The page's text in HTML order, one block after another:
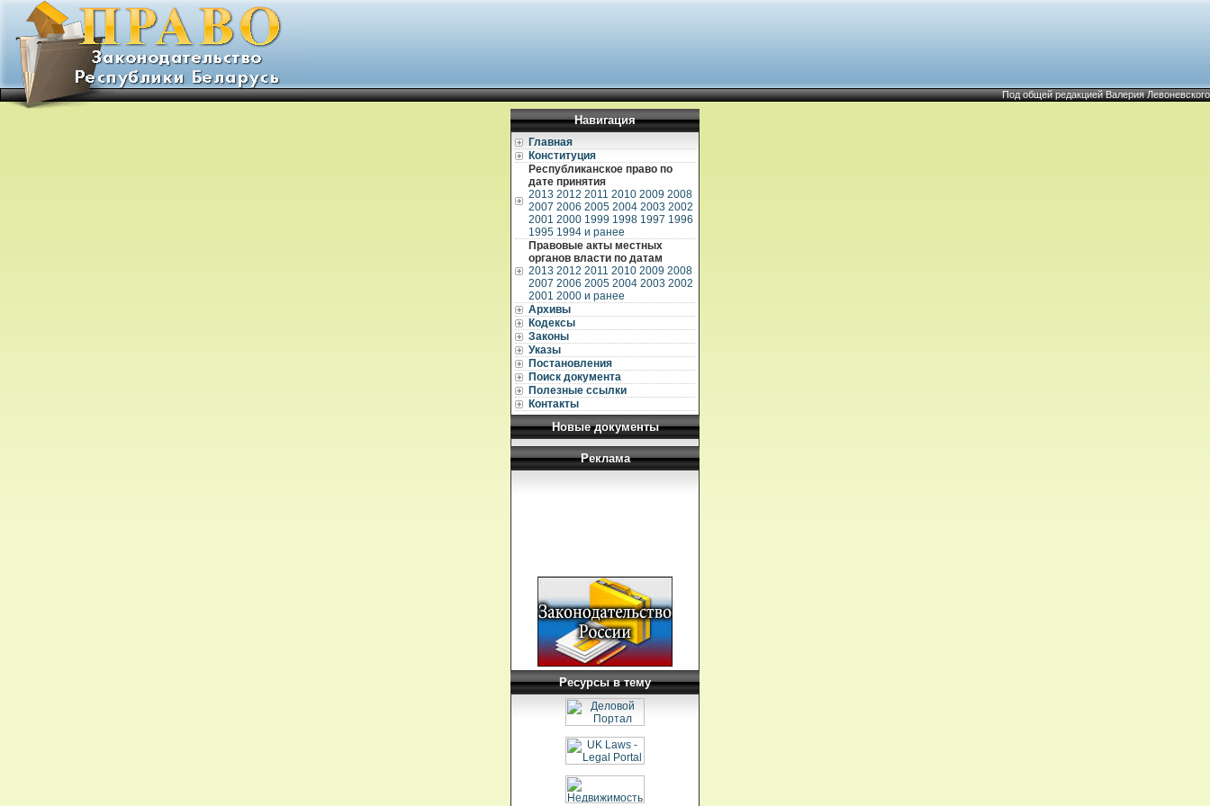
Под общей редакцией Валерия Левоневского
Навигация
Главная
Конституция
Республиканское право по
дате принятия
2013 2012 2011 2010 2009 2008
2007 2006 2005 2004 2003 2002
2001 2000 1999 1998 1997 1996
1995 1994 и ранее
Правовые акты местных
органов власти по датам
2013 2012 2011 2010 2009 2008
2007 2006 2005 2004 2003 2002
2001 2000 и ранее
Архивы
Кодексы
Законы
Указы
Постановления
Поиск документа
Полезные ссылки
Контакты
Новые документы
Реклама
Ресурсы в тему